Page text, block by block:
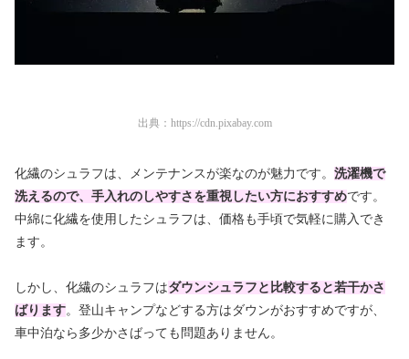
出典： https://cdn.pixabay.com
化繊のシュラフは、メンテナンスが楽なのが魅力です。 洗濯機で
洗えるので、 手 入れのしやすさを重視したい方におすすめです。
中綿に化繊を使用したシュラフは、価格も手頃で気軽に購入でき
ます。
しかし、化繊のシュラフはダウンシュラフと比較すると若干かさ
ばります。登山キャンプなどする方はダウンがおすすめですが、
車中泊なら多少かさばっても問題ありません。